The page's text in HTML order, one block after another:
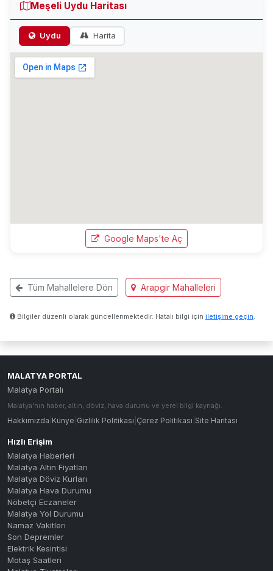
Meşeli Uydu Haritası
Uydu Harita
Google Maps'te Aç
Tüm Mahallelere Dön Arapgir Mahalleleri
Bilgiler düzenli olarak güncellenmektedir. Hatalı bilgi için iletişime geçin
MALATYA PORTAL
Malatya Portalı
Malatya'nın haber, altın, döviz, hava durumu ve yerel bilgi kaynağı.
Hakkımızda Künye Gizlilik Politikası Çerez Politikası Site Haritası
Hızlı Erişim
Malatya Haberleri
Malatya Altın Fiyatları
Malatya Döviz Kurları
Malatya Hava Durumu
Nöbetçi Eczaneler
Malatya Yol Durumu
Namaz Vakitleri
Son Depremler
Elektrik Kesintisi
Motaş Saatleri